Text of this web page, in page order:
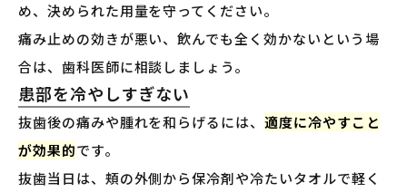
め、決められた用量を守ってください。
痛み止めの効きが悪い、飲んでも全く効かないという場
合は、歯科医師に相談しましょう。
患部を冷やしすぎない
抜歯後の痛みや腫れを和らげるには、 適度に冷やすこと
が効果的です。
抜歯当日は、頬の外側から保冷剤や冷たいタオルで軽く